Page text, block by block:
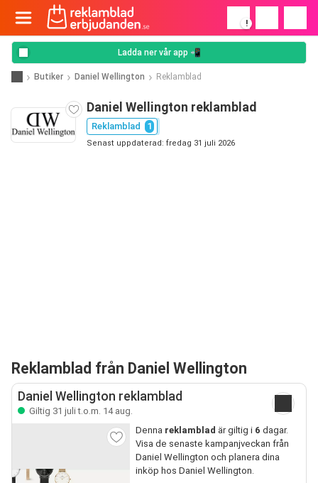
!
Ladda ner vår app 📲
Butiker Daniel Wellington Reklamblad
Daniel Wellington reklamblad
Reklamblad 1
Senast uppdaterad: fredag 31 juli 2026
Reklamblad från Daniel Wellington
Daniel Wellington reklamblad
Giltig 31 juli t.o.m. 14 aug.
Denna reklamblad är giltig i 6 dagar.
Visa de senaste kampanjveckan från
Daniel Wellington och planera dina
inköp hos Daniel Wellington.